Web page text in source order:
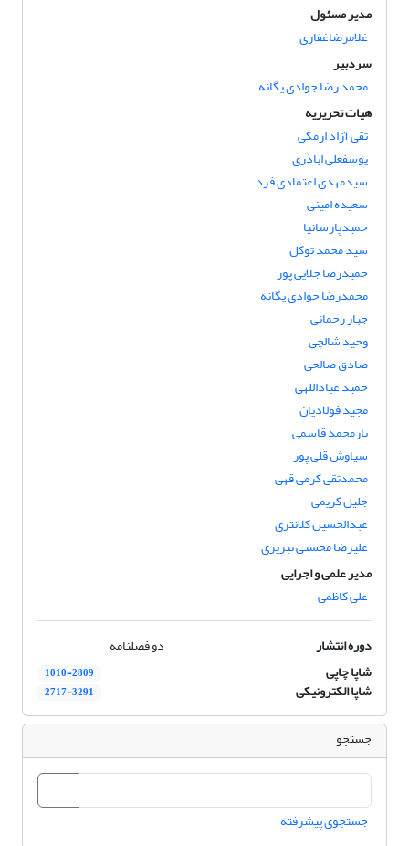
مدیر مسئول
غلامرضاغفاری
سردبیر
محمد رضا جوادی یگانه
هیات تحریریه
تقی آزاد ارمکی
یوسفعلی اباذری
سیدمهدی اعتمادی فرد
سعیده امینی
حمیدپارسانیا
سید محمد توکل
حمیدرضا جلایی پور
محمدرضا جوادی یگانه
جبار رحمانی
وحید شالچی
صادق صالحی
حمید عباداللهی
مجید فولادیان
یارمحمد قاسمی
سیاوش قلی پور
محمدتقی کرمی قهی
جلیل کریمی
عبدالحسین کلانتری
علیرضا محسنی تبریزی
مدیر علمی و اجرایی
علی کاظمی
دوره انتشار
دو فصلنامه
شاپا چاپی
1010-2809
شاپا الکترونیکی 2717-3291
جستجو
جستجوی پیشرفته